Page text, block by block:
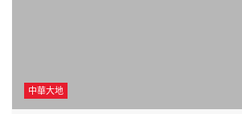
中華大地